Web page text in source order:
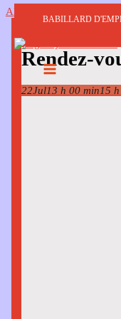
Aller au contenu
BABILLARD
Rendez-
22Jul13 h 00 min15